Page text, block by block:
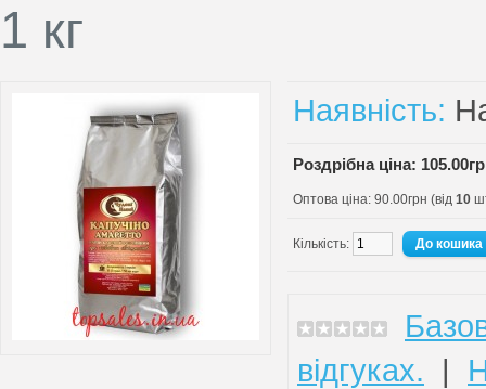
1 кг
Наявність:
Роздрібна ціна:
Оптова ціна: 90.00грн (від 10
Кількість:
відгуках. |